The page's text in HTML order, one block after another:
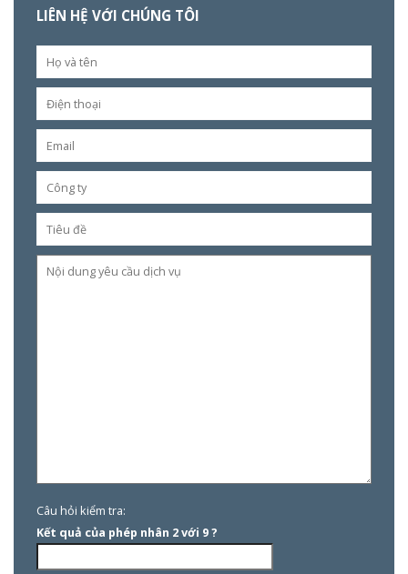
LIÊN HỆ VỚI CHÚNG TÔI
Câu hỏi kiểm tra:
Kết quả của phép nhân 2 với 9 ?